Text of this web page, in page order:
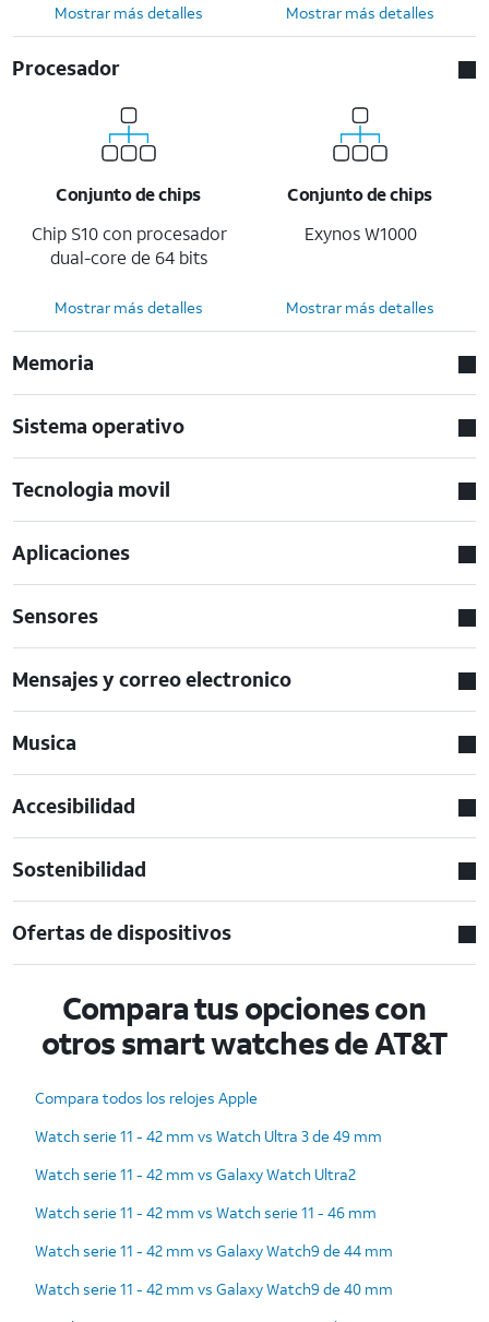
Mostrar más detalles Mostrar más detalles
Procesador
Conjunto de chips
Chip S10 con procesador
dual-core de 64 bits
Conjunto de chips
Exynos W1000
Mostrar más detalles Mostrar más detalles
Memoria
Sistema operativo
Tecnologia movil
Aplicaciones
Sensores
Mensajes y correo electronico
Musica
Accesibilidad
Sostenibilidad
Ofertas de dispositivos
Compara tus opciones con
otros smart watches de AT&T
Compara todos los relojes Apple
Watch serie 11 - 42 mm vs Watch Ultra 3 de 49 mm
Watch serie 11 - 42 mm vs Galaxy Watch Ultra2
Watch serie 11 - 42 mm vs Watch serie 11 - 46 mm
Watch serie 11 - 42 mm vs Galaxy Watch9 de 44 mm
Watch serie 11 - 42 mm vs Galaxy Watch9 de 40 mm